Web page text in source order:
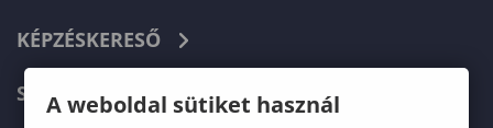
KÉPZÉSKERESŐ
SZERVEZETI FELÉPÍTÉS
A weboldal sütiket használ